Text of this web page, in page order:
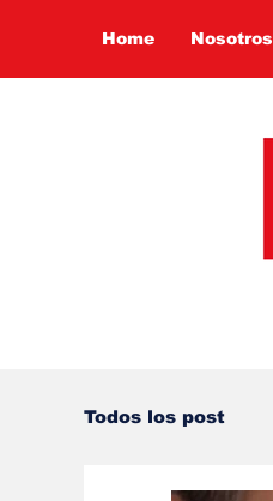
Home Nosotros
Todos los post